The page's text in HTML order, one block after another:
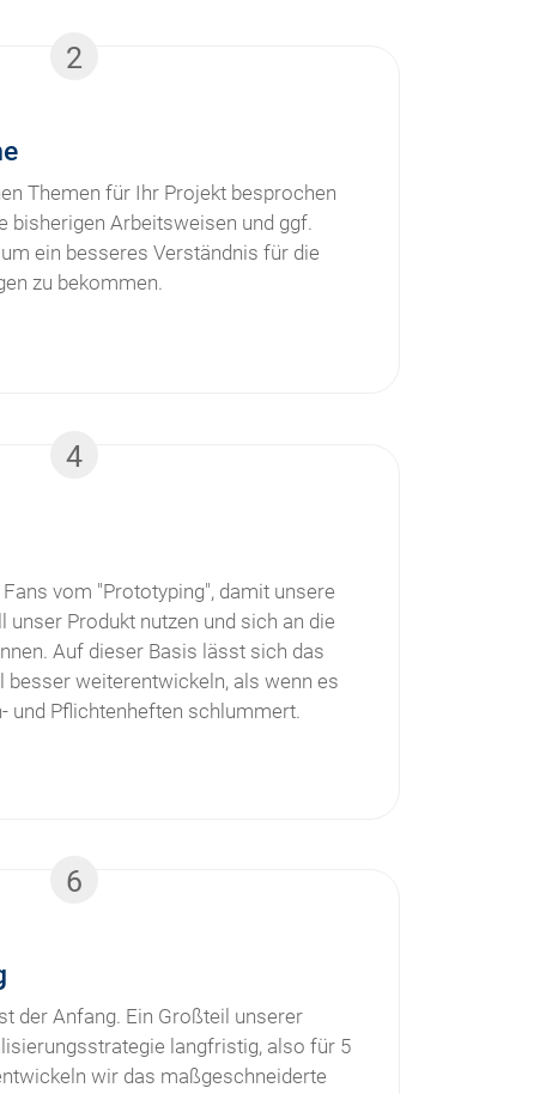
2
Themen für Ihr Projekt besprochen
bisherigen Arbeitsweisen und ggf.
ein besseres Verständnis für die
zu bekommen.
4
vom "Prototyping", damit unsere
Produkt nutzen und sich an die
Auf dieser Basis lässt sich das
besser weiterentwickeln, als wenn es
und Pflichtenheften schlummert.
6
der Anfang. Ein Großteil unserer
langfristig, also für 5
wir das maßgeschneiderte